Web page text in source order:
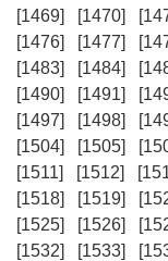
[1469]
[1470]
[1476]
[1477]
[1483]
[1484]
[1490]
[1491]
[1497]
[1498]
[1504]
[1505]
[1511]
[1512]
[1518]
[1519]
[1525]
[1526]
[1532]
[1533]